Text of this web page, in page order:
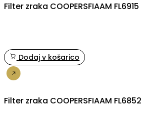
Filter zraka COOPERSFIAAM FL6915
Dodaj v košarico
Filter zraka COOPERSFIAAM FL6852